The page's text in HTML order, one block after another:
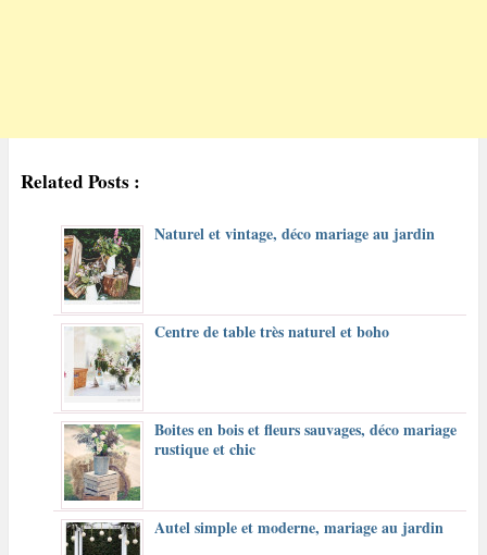
Related Posts :
Naturel et vintage, déco mariage au jardin
Centre de table très naturel et boho
Boites en bois et fleurs sauvages, déco mariage
rustique et chic
Autel simple et moderne, mariage au jardin